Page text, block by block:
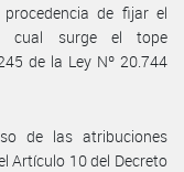
de fijar el
cual surge el tope
de la Ley Nº 20.744
de las atribuciones
Artículo 10 del Decreto